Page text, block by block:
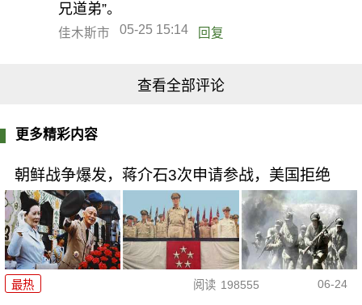
兄道弟”。
佳木斯市 05-25 15:14 回复
查看全部评论
更多精彩内容
朝鲜战争爆发，蒋介石3次申请参战，美国拒绝
最热 阅读 198555 06-24